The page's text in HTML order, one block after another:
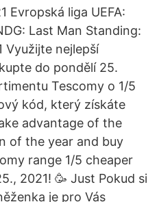
Evropská liga UEFA:
Last Man Standing:
Využijte nejlepší
do pondělí 25.
Tescomy o 1/5
kód, který získáte
advantage of the
of the year and buy
range 1/5 cheaper
2021! 🥳 Just Pokud si
je pro Vás